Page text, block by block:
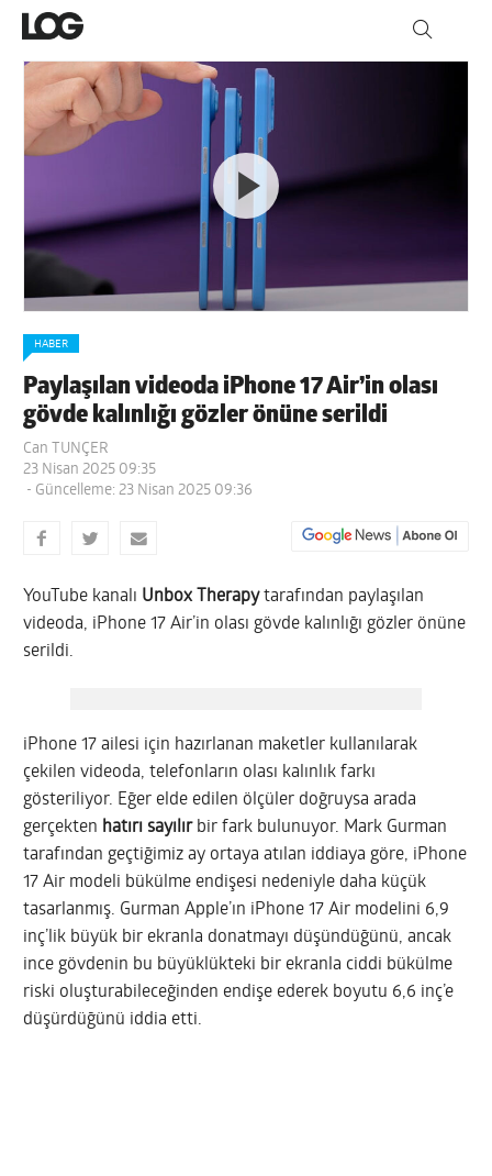
HABER
Paylaşılan videoda iPhone 17 Air’in olası
gövde kalınlığı gözler önüne serildi
Can TUNÇER
23 Nisan 2025 09:35
- Güncelleme: 23 Nisan 2025 09:36
YouTube kanalı Unbox Therapytarafından paylaşılan
videoda, iPhone 17 Air’in olası gövde kalınlığı gözler önüne
serildi.
iPhone 17 ailesi için hazırlanan maketler kullanılarak
çekilen videoda, telefonların olası kalınlık farkı
gösteriliyor. Eğer elde edilen ölçüler doğruysa arada
gerçekten hatırı sayılırbir fark bulunuyor. Mark Gurman
tarafından geçtiğimiz ay ortaya atılan iddiaya göre, iPhone
17 Air modeli bükülme endişesi nedeniyle daha küçük
tasarlanmış. Gurman Apple’ın iPhone 17 Air modelini 6,9
inç’lik büyük bir ekranla donatmayı düşündüğünü, ancak
ince gövdenin bu büyüklükteki bir ekranla ciddi bükülme
riski oluşturabileceğinden endişe ederek boyutu 6,6 inç’e
düşürdüğünü iddia etti.